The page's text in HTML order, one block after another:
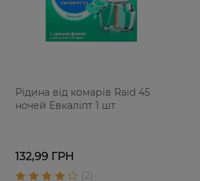
Рідина від комарів Raid 45
ночей Евкаліпт 1 шт
132,99 ГРН